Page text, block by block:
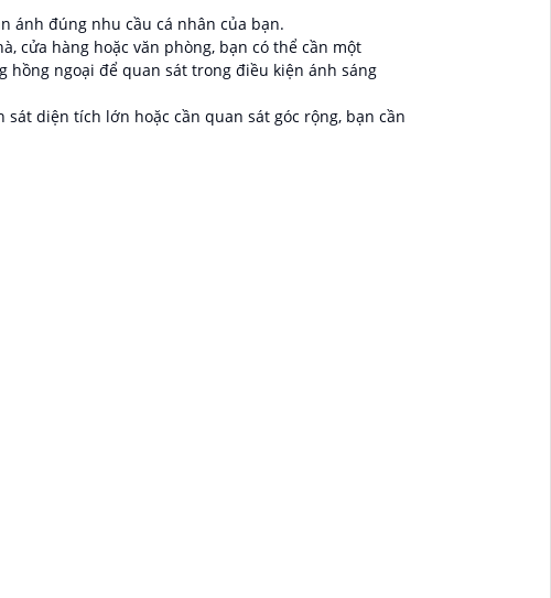
ánh đúng nhu cầu cá nhân của bạn.
cửa hàng hoặc văn phòng, bạn có thể cần một
hồng ngoại để quan sát trong điều kiện ánh sáng
diện tích lớn hoặc cần quan sát góc rộng, bạn cần